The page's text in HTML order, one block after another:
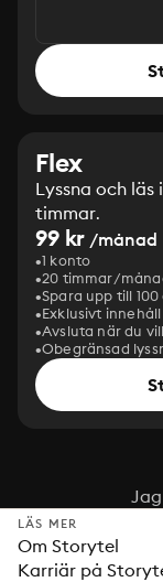
Flex
Lyssna och
timmar.
99 kr /månad
1 konto
20 timmar/
Spara upp till
Exklusivt innehåll
Avsluta när du vill
Obegränsad
LÄS MER
Om Storytel
Karriär på